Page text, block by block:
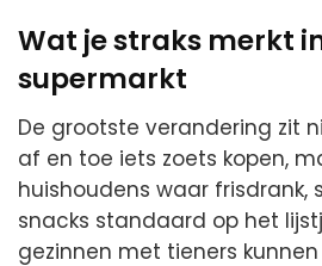
Wat je straks merkt
supermarkt
De grootste verandering zit
af en toe iets zoets kopen,
huishoudens waar frisdrank,
snacks standaard op het
gezinnen met tieners